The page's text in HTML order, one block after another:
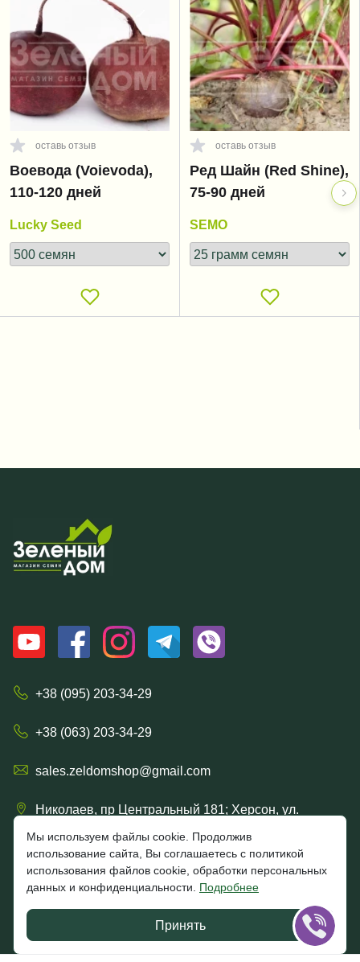
оставь отзыв
Воевода (Voievoda),
110-120 дней
Lucky Seed
оставь отзыв
Ред Шайн (Red Shine),
75-90 дней
SEMO
+38 (095) 203-34-29
+38 (063) 203-34-29
sales.zeldomshop@gmail.com
Николаев, пр Центральный 181; Херсон, ул.
4.7★★★★★
★★★★★
Мы используем файлы cookie. Продолжив
использование сайта, Вы соглашаетесь с политикой
использования файлов cookie, обработки персональных
данных и конфиденциальности.
Подробнее
Принять